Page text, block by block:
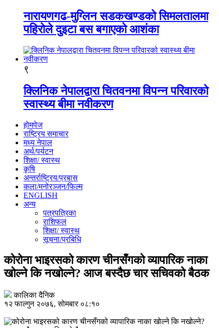
नारायणगढ-मुग्लिन सडकखण्डको सिमलतालमा
पहिरोले दुइटा बस बगाएको आशंका
९
क्लिनिक नेपालद्वारा चितवनमा विपन्न परिवारको
स्वास्थ्य बीमा नवीकरण
होमपेज
राष्ट्रिय समाचार
मध्य नेपाल
अर्थ/पर्यटन
शिक्षा/ स्वास्थ
कृषि
अन्तर्राष्ट्रिय/प्रबास
कला/मनोरञ्जन/फिल्म
ENGLISH
अन्य
पत्रपत्रिका
राशिफल
शिक्षा/ स्वास्थ
सूचना/प्रबिधि
कोरोना भाइरसको कारण चीनसँगको व्यापारिक नाका
खोल्ने कि नखोल्ने? आज बस्दैछ चार सचिवको बैठक
कालिका दैनिक
१२ फाल्गुन २०७६, सोमबार ०८:१०